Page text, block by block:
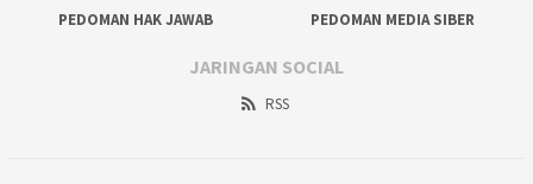
PEDOMAN HAK JAWAB
PEDOMAN MEDIA SIBER
JARINGAN SOCIAL
RSS